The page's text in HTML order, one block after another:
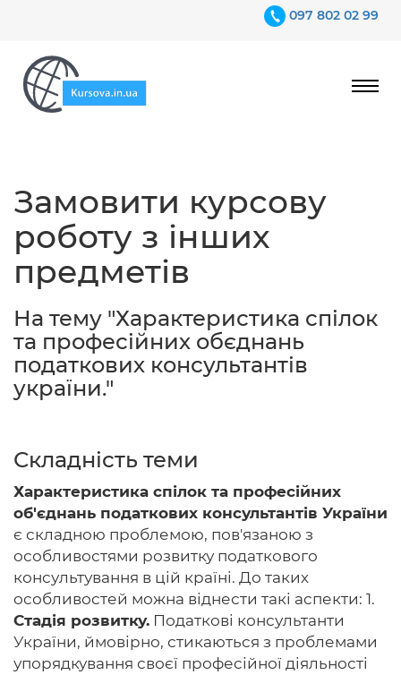
097 802 02 99
Замовити курсову
роботу з інших
предметів
На тему "Характеристика спілок
та професійних обєднань
податкових консультантів
україни."
Складність теми
Характеристика спілок та професійних
об'єднань податкових консультантів України
є складною проблемою, пов'язаною з
особливостями розвитку податкового
консультування в цій країні. До таких
особливостей можна віднести такі аспекти: 1.
Стадія розвитку. Податкові консультанти
України, ймовірно, стикаються з проблемами
упорядкування своєї професійної діяльності
Гарантії
Відгуки
Контакти
Головна
Авторам
Умови
Вхiд